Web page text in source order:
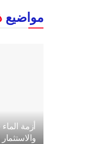
مواضيع
أزمة